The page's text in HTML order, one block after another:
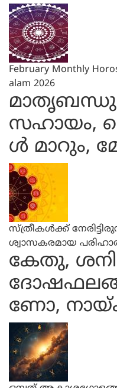
February Monthly
alam 2026
സഹായം,
ൾ മാറും,
സ്ത്രീകൾക്ക്
ശ്വാസകരമായ
കേതു,
ണോ,